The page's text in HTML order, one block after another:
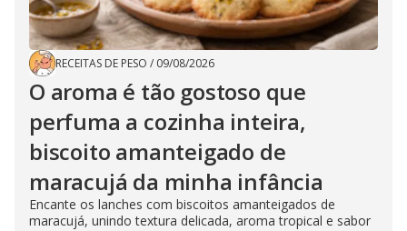
RECEITAS DE PESO / 09/08/2026
O aroma é tão gostoso que
perfuma a cozinha inteira,
biscoito amanteigado de
maracujá da minha infância
Encante os lanches com biscoitos amanteigados de
maracujá, unindo textura delicada, aroma tropical e sabor